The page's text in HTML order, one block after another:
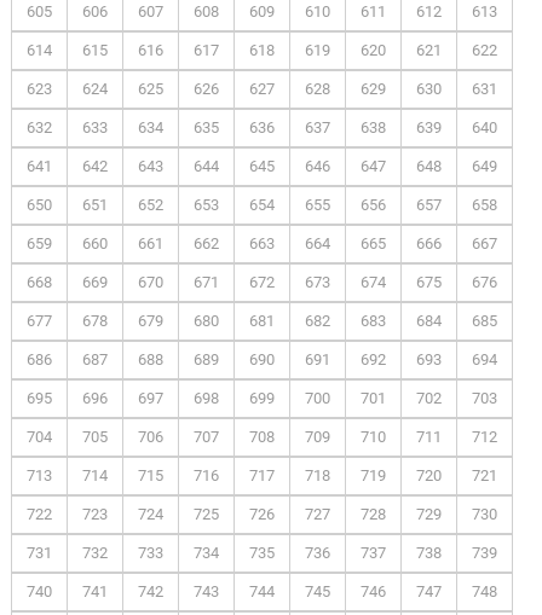
605 606 607 608 609 610 611 612 613
614 615 616 617 618 619 620 621 622
623 624 625 626 627 628 629 630 631
632 633 634 635 636 637 638 639 640
641 642 643 644 645 646 647 648 649
650 651 652 653 654 655 656 657 658
659 660 661 662 663 664 665 666 667
668 669 670 671 672 673 674 675 676
677 678 679 680 681 682 683 684 685
686 687 688 689 690 691 692 693 694
695 696 697 698 699 700 701 702 703
704 705 706 707 708 709 710 711 712
713 714 715 716 717 718 719 720 721
722 723 724 725 726 727 728 729 730
731 732 733 734 735 736 737 738 739
740 741 742 743 744 745 746 747 748